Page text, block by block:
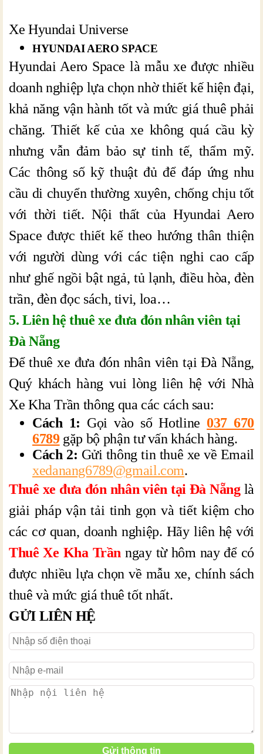
Xe Hyundai Universe
HYUNDAI AERO SPACE
Hyundai Aero Space là mẫu xe được nhiều
doanh nghiệp lựa chọn nhờ thiết kế hiện đại,
khả năng vận hành tốt và mức giá thuê phải
chăng. Thiết kế của xe không quá cầu kỳ
nhưng vẫn đảm bảo sự tinh tế, thẩm mỹ.
Các thông số kỹ thuật đủ để đáp ứng nhu
cầu di chuyển thường xuyên, chống chịu tốt
với thời tiết. Nội thất của Hyundai Aero
Space được thiết kế theo hướng thân thiện
với người dùng với các tiện nghi cao cấp
như ghế ngồi bật ngả, tủ lạnh, điều hòa, đèn
trần, đèn đọc sách, tivi, loa…
5. Liên hệ thuê xe đưa đón nhân viên tại
Đà Nẵng
Để thuê xe đưa đón nhân viên tại Đà Nẵng,
Quý khách hàng vui lòng liên hệ với Nhà
Xe Kha Trần thông qua các cách sau:
Cách 1: Gọi vào số Hotline 037 670
6789gặp bộ phận tư vấn khách hàng.
Cách 2: Gửi thông tin thuê xe về Email
xedanang6789@gmail.com.
Thuê xe đưa đón nhân viên tại Đà Nẵnglà
giải pháp vận tải tinh gọn và tiết kiệm cho
các cơ quan, doanh nghiệp. Hãy liên hệ với
Thuê Xe Kha Trần ngay từ hôm nay để có
được nhiều lựa chọn về mẫu xe, chính sách
thuê và mức giá thuê tốt nhất.
GỬI LIÊN HỆ